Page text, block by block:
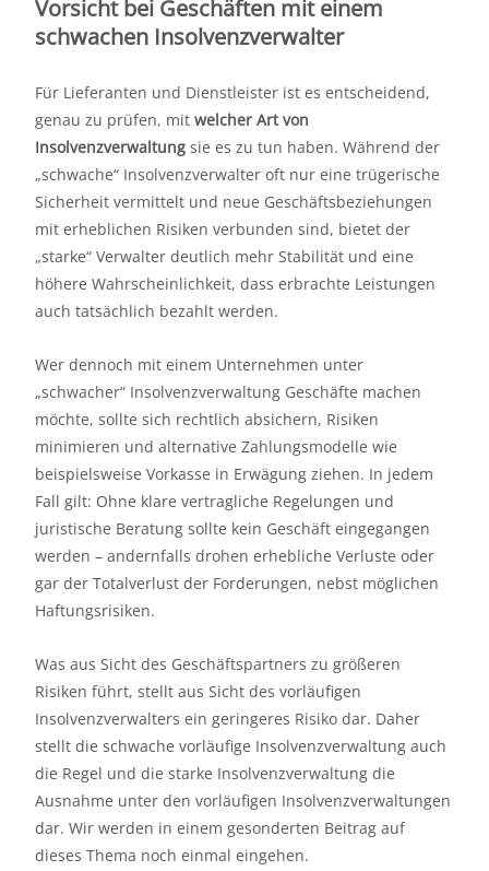
Vorsicht bei Geschäften mit einem
schwachen Insolvenzverwalter
Für Lieferanten und Dienstleister ist es entscheidend,
genau zu prüfen, mit welcher Art von
Insolvenzverwaltung sie es zu tun haben. Während der
„schwache“ Insolvenzverwalter oft nur eine trügerische
Sicherheit vermittelt und neue Geschäftsbeziehungen
mit erheblichen Risiken verbunden sind, bietet der
„starke“ Verwalter deutlich mehr Stabilität und eine
höhere Wahrscheinlichkeit, dass erbrachte Leistungen
auch tatsächlich bezahlt werden.
Wer dennoch mit einem Unternehmen unter
„schwacher“ Insolvenzverwaltung Geschäfte machen
möchte, sollte sich rechtlich absichern, Risiken
minimieren und alternative Zahlungsmodelle wie
beispielsweise Vorkasse in Erwägung ziehen. In jedem
Fall gilt: Ohne klare vertragliche Regelungen und
juristische Beratung sollte kein Geschäft eingegangen
werden – andernfalls drohen erhebliche Verluste oder
gar der Totalverlust der Forderungen, nebst möglichen
Haftungsrisiken.
Was aus Sicht des Geschäftspartners zu größeren
Risiken führt, stellt aus Sicht des vorläufigen
Insolvenzverwalters ein geringeres Risiko dar. Daher
stellt die schwache vorläufige Insolvenzverwaltung auch
die Regel und die starke Insolvenzverwaltung die
Ausnahme unter den vorläufigen Insolvenzverwaltungen
dar. Wir werden in einem gesonderten Beitrag auf
dieses Thema noch einmal eingehen.